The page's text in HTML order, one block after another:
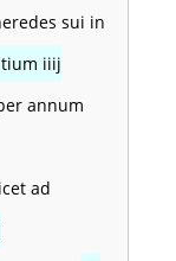
sui in
iiij
annum
ad